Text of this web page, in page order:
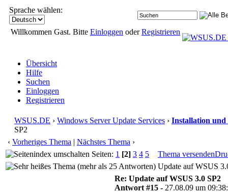
Sprache wählen:
Willkommen Gast. Bitte Einloggen oderRegistrieren
Übersicht
Hilfe
Suchen
Einloggen
Registrieren
WSUS.DE › Windows Server Update Services › Installation
SP2
‹ Vorheriges Thema | Nächstes Thema ›
Seiten: 1 [2] 3 4 5 Thema versenden
Update auf WSUS
Re: Update auf WSUS 3.0 SP2
Antwort #15 - 27.08.09 um